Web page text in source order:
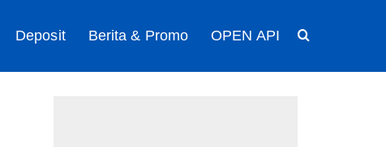
Deposit Berita & Promo OPEN API